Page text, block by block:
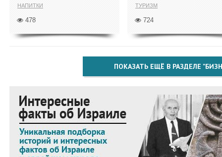
НАПИТКИ
478
ТУРИЗМ
724
ПОКАЗАТЬ ЕЩЁ В РАЗДЕЛЕ